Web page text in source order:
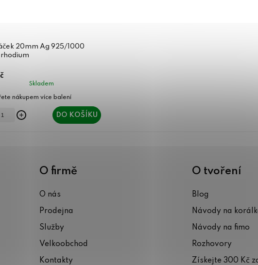
20mm Ag 925/1000
Skladem
DO KOŠÍKU
O firmě
O nás
Prodejna
Služby
Velkoobchod
Kontakty
O tvoření
Blog
Návody na
Návody na fimo
Rozhovory
Získejte 300 Kč